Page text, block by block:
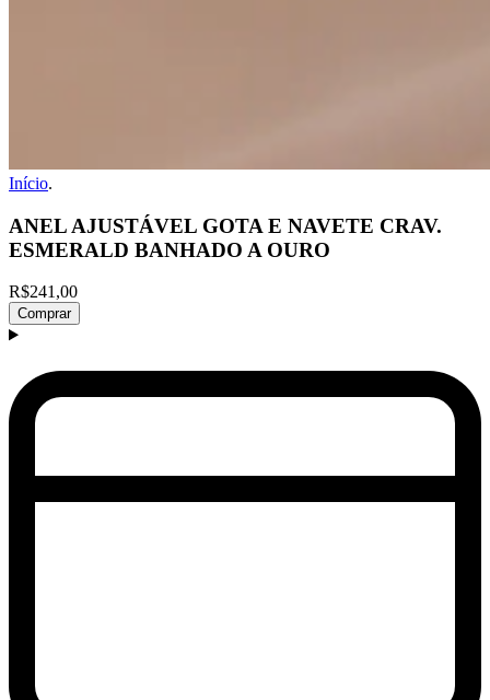
Início.
ANEL AJUSTÁVEL GOTA E NAVETE CRAV.
ESMERALD BANHADO A OURO
R$241,00
Comprar